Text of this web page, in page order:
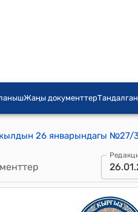
Жаңы документтер